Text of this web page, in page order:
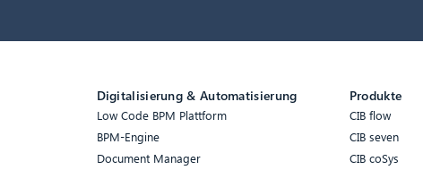
Digitalisierung & Automatisierung
Low Code BPM Plattform
BPM-Engine
Document Manager
Produkte
CIB flow
CIB seven
CIB coSys